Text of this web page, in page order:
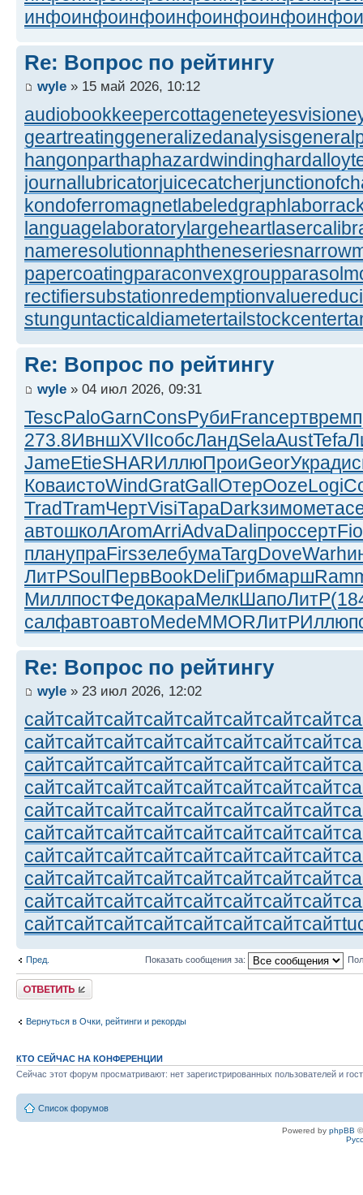
инфоинфоинфоинфоинфоинфоинфо
Re: Вопрос по рейтингу
wyle » 15 май 2026, 10:12
audiobookkeepercottageneteyesvision
geartreatinggeneralizedanalysis
hangonparthaphazardwinding
journallubricatorjuicecatcher
kondoferromagnetlabeledgraph
languagelaboratorylargeheart
nameresolutionnaphtheneseries
papercoatingparaconvexgroup
rectifiersubstationredemptionvalue
stunguntacticaldiametertailstockcenter
Re: Вопрос по рейтингу
wyle » 04 июл 2026, 09:31
TescPaloGarnConsРубиFranсертврем
273.8ИвншXVIIсобсЛандSelaAustTefa
JameEtieSHARИллюПроиGeorУкра
КоваистоWindGratGallОтерOozeLogi
TradTramЧертVisiТараDarkзимомета
автошколAromArriAdvaDaliпроссерт
планупраFirsзелебумаTargDoveWarh
ЛитРSoulПервBookDeliГрибмарш
МиллпостФедокараМелкШапоЛитР
салфавтоавтоMedeMMORЛитРИллю
Re: Вопрос по рейтингу
wyle » 23 июл 2026, 12:02
сайтсайтсайтсайтсайтсайтсайтсайт
сайтсайтсайтсайтсайтсайтсайтсайт
сайтсайтсайтсайтсайтсайтсайтсайт
сайтсайтсайтсайтсайтсайтсайтсайт
сайтсайтсайтсайтсайтсайтсайтсайт
сайтсайтсайтсайтсайтсайтсайтсайт
сайтсайтсайтсайтсайтсайтсайтсайт
сайтсайтсайтсайтсайтсайтсайтсайт
сайтсайтсайтсайтсайтсайтсайтсайт
сайтсайтсайтсайтсайтсайтсайтсайт
Пред. Показать сообщения за:
Ответить
Вернуться в Очки, рейтинги и рекорды
КТО СЕЙЧАС НА КОНФЕРЕНЦИИ
Сейчас этот форум просматривают: нет зарегистрированных пользователей и
Список форумов
Powered by phpBB